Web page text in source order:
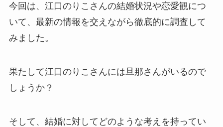
今回は、江口のりこさんの結婚状況や恋愛観につ
いて、最新の情報を交えながら徹底的に調査して
みました。
果たして江口のりこさんには旦那さんがいるので
しょうか？
そして、結婚に対してどのような考えを持ってい